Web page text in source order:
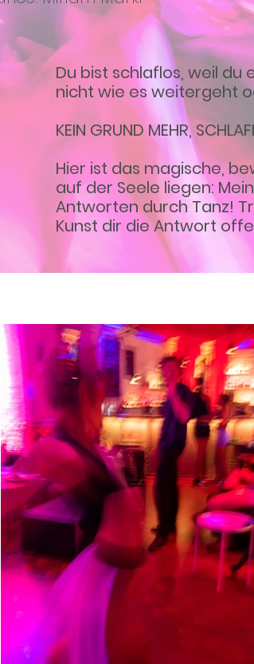
Du bist schlaflos, weil du
nicht wie es weitergeht
KEIN GRUND MEHR,
Hier ist das magische,
auf der Seele liegen:
Antworten durch Tanz!
Kunst dir die Antwort